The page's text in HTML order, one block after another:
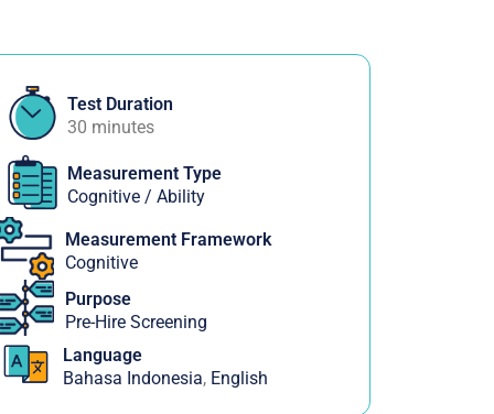
Test Duration
30 minutes
Measurement Type
Cognitive / Ability
Measurement Framework
Cognitive
Purpose
Pre-Hire Screening
Language
Bahasa Indonesia, English